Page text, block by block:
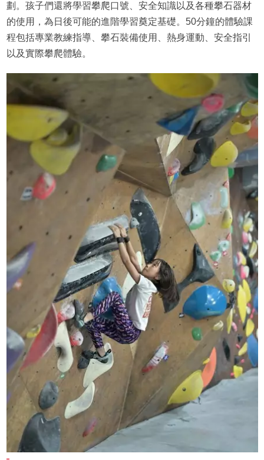
劃。孩子們還將學習攀爬口號、安全知識以及各種攀石器材
的使用，為日後可能的進階學習奠定基礎。50分鐘的體驗課
程包括專業教練指導、攀石裝備使用、熱身運動、安全指引
以及實際攀爬體驗。